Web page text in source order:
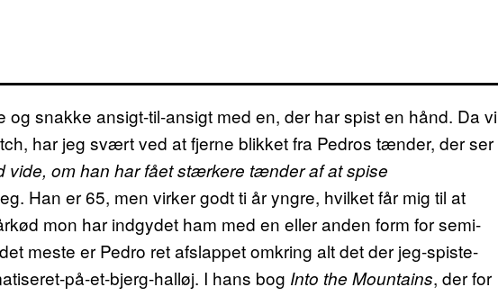
snakke ansigt-til-ansigt med en, der har spist en hånd. Da vi
har jeg svært ved at fjerne blikket fra Pedros tænder, der ser
vide, om han har fået stærkere tænder af at spise
Han er 65, men virker godt ti år yngre, hvilket får mig til at
mon har indgydet ham med en eller anden form for semi-
meste er Pedro ret afslappet omkring alt det der jeg-spiste-
på-et-bjerg-halløj. I hans bog Into the Mountains, der for